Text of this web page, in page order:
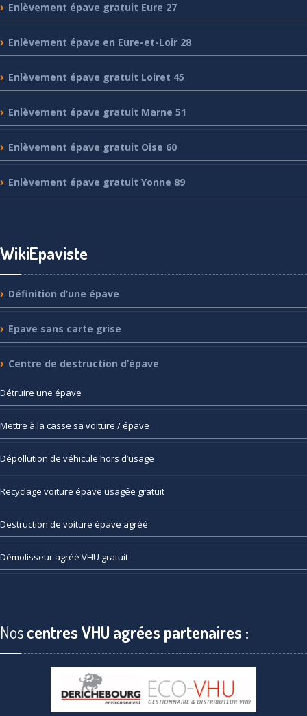
Enlèvement épave gratuit Eure 27
Enlèvement épave en Eure-et-Loir 28
Enlèvement épave gratuit Loiret 45
Enlèvement épave gratuit Marne 51
Enlèvement épave gratuit Oise 60
Enlèvement épave gratuit Yonne 89
WikiEpaviste
Définition d’une épave
Epave sans carte grise
Centre de destruction d’épave
Détruire une épave
Mettre à la casse sa voiture / épave
Dépollution de véhicule hors d’usage
Recyclage voiture épave usagée gratuit
Destruction de voiture épave agréé
Démolisseur agréé VHU gratuit
Noscentres VHU agrées partenaires :